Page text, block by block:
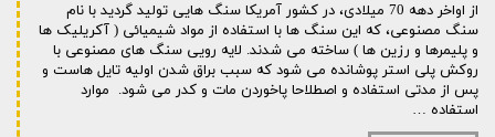
از اواخر دهه 70 میلادی، در کشور آمریکا سنگ هایی تولید گردید با نام
سنگ مصنوعی، که این سنگ ها با استفاده از مواد شیمیائی ( آکریلیک ها
و پلیمرها و رزین ها ) ساخته می شدند. لایه رویی سنگ های مصنوعی با
روکش پلی استر پوشانده می شود که سبب براق شدن اولیه تایل هاست و
پس از مدتی استفاده و اصطلاحا پاخوردن مات و کدر می شود. موارد
استفاده …